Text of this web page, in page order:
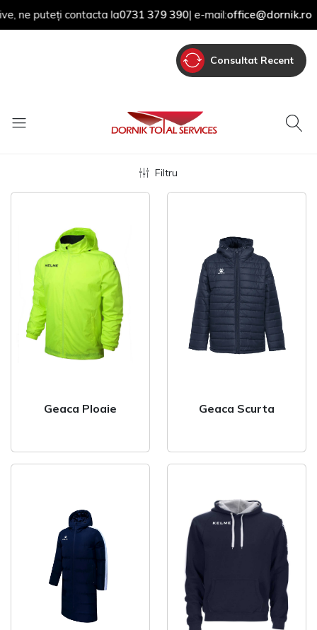
contacta la0731 379 390| e-mail: office@dornik.ro |
Consultat Recent
Filtru
Geaca Ploaie Geaca Scurta